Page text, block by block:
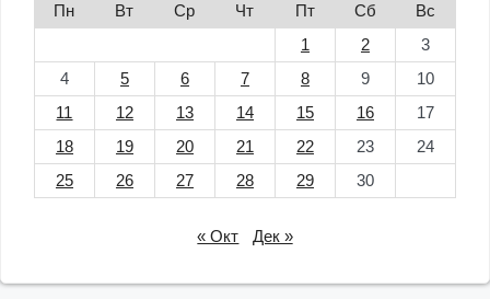
Пн
Вт Ср Чт Пт Сб
Вс
1
2
3
4
5 6 7 8 9
10
11
12 13 14 15 16
17
18
19 20 21 22 23
24
25
26 27 28 29 30
« Окт Дек »